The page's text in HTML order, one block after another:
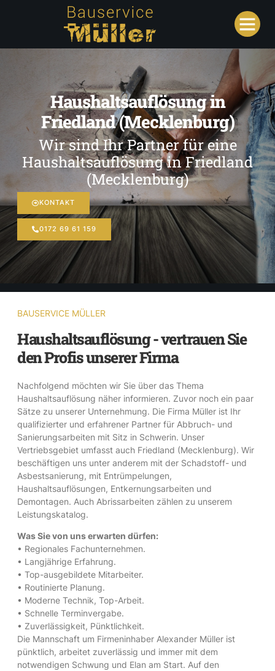
Haushaltsauflösung in
Friedland (Mecklenburg)
Wir sind Ihr Partner für eine
Haushaltsauflösung in Friedland
(Mecklenburg)
KONTAKT
0172 69 61 159
BAUSERVICE MÜLLER
Haushaltsauflösung - vertrauen Sie
den Profis unserer Firma
Nachfolgend möchten wir Sie über das Thema
Haushaltsauflösung näher informieren. Zuvor noch ein paar
Sätze zu unserer Unternehmung. Die Firma Müller ist Ihr
qualifizierter und erfahrener Partner für Abbruch- und
Sanierungsarbeiten mit Sitz in Schwerin. Unser
Vertriebsgebiet umfasst auch Friedland (Mecklenburg). Wir
beschäftigen uns unter anderem mit der Schadstoff- und
Asbestsanierung, mit Entrümpelungen,
Haushaltsauflösungen, Entkernungsarbeiten und
Demontagen. Auch Abrissarbeiten zählen zu unserem
Leistungskatalog.
Was Sie von uns erwarten dürfen:
• Regionales Fachunternehmen.
• Langjährige Erfahrung.
• Top-ausgebildete Mitarbeiter.
• Routinierte Planung.
• Moderne Technik, Top-Arbeit.
• Schnelle Terminvergabe.
• Zuverlässigkeit, Pünktlichkeit.
Die Mannschaft um Firmeninhaber Alexander Müller ist
pünktlich, arbeitet zuverlässig und immer mit dem
notwendigen Schwung und Elan am Start. Auf den